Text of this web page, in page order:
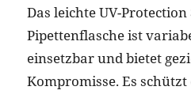
Das leichte UV-
Pipettenflasche ist
einsetzbar und bietet
Kompromisse. Es